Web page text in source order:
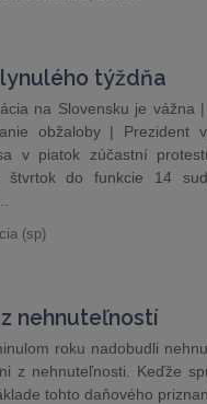
týždňa
na Slovensku je vážna
obžaloby | Prezident
v piatok zúčastní
štvrtok do funkcie 14
(sp)
nehnuteľností
roku nadobudli
z nehnuteľnosti. Keďže
tohto daňového